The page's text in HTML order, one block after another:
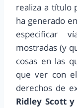
realiza a título
ha generado
especificar
mostradas (y
cosas en las
que ver con
derechos de
Ridley Scott y